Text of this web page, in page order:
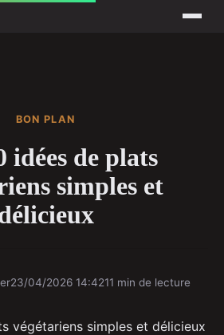
BON PLAN
idées de plats
simples et
23/04/2026 14:4211 min de lecture